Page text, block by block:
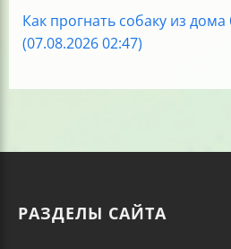
Как прогнать собаку из
(07.08.2026 02:47)
РАЗДЕЛЫ САЙТА